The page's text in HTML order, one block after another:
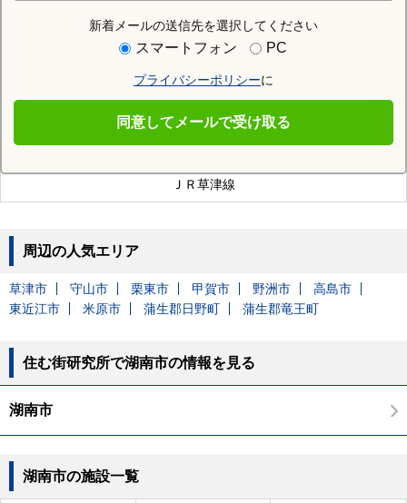
新着メールの送信先を選択してください
スマートフォン PC
プライバシーポリシーに
同意してメールで受け取る
甲西駅
湖南市を通る沿線
ＪＲ草津線
周辺の人気エリア
草津市 守山市 栗東市 甲賀市 野洲市
高島市
東近江市
米原市 蒲生郡日野町 蒲生郡竜王町
住む街研究所で湖南市の情報を見る
湖南市
湖南市の施設一覧